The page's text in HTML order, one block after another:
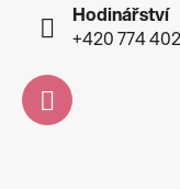
Hodinářství
+420 774